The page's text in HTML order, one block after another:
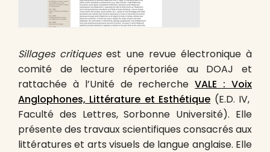
Sillages critiquesest une revue électronique à
comité de lecture répertoriée au DOAJ et
rattachée à l’Unité de rechercheVALE : Voix
Anglophones, Littérature et Esthétique (E.D. IV,
Faculté des Lettres, Sorbonne Université). Elle
présente des travaux scientifiques consacrés aux
littératures et arts visuels de langue anglaise. Elle